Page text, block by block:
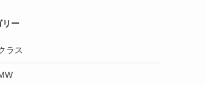
リー
ラス